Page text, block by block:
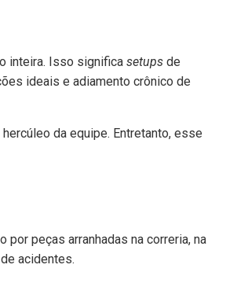
inteira. Isso significa setups de
ideais e adiamento crônico de
da equipe. Entretanto, esse
peças arranhadas na correria, na
acidentes.